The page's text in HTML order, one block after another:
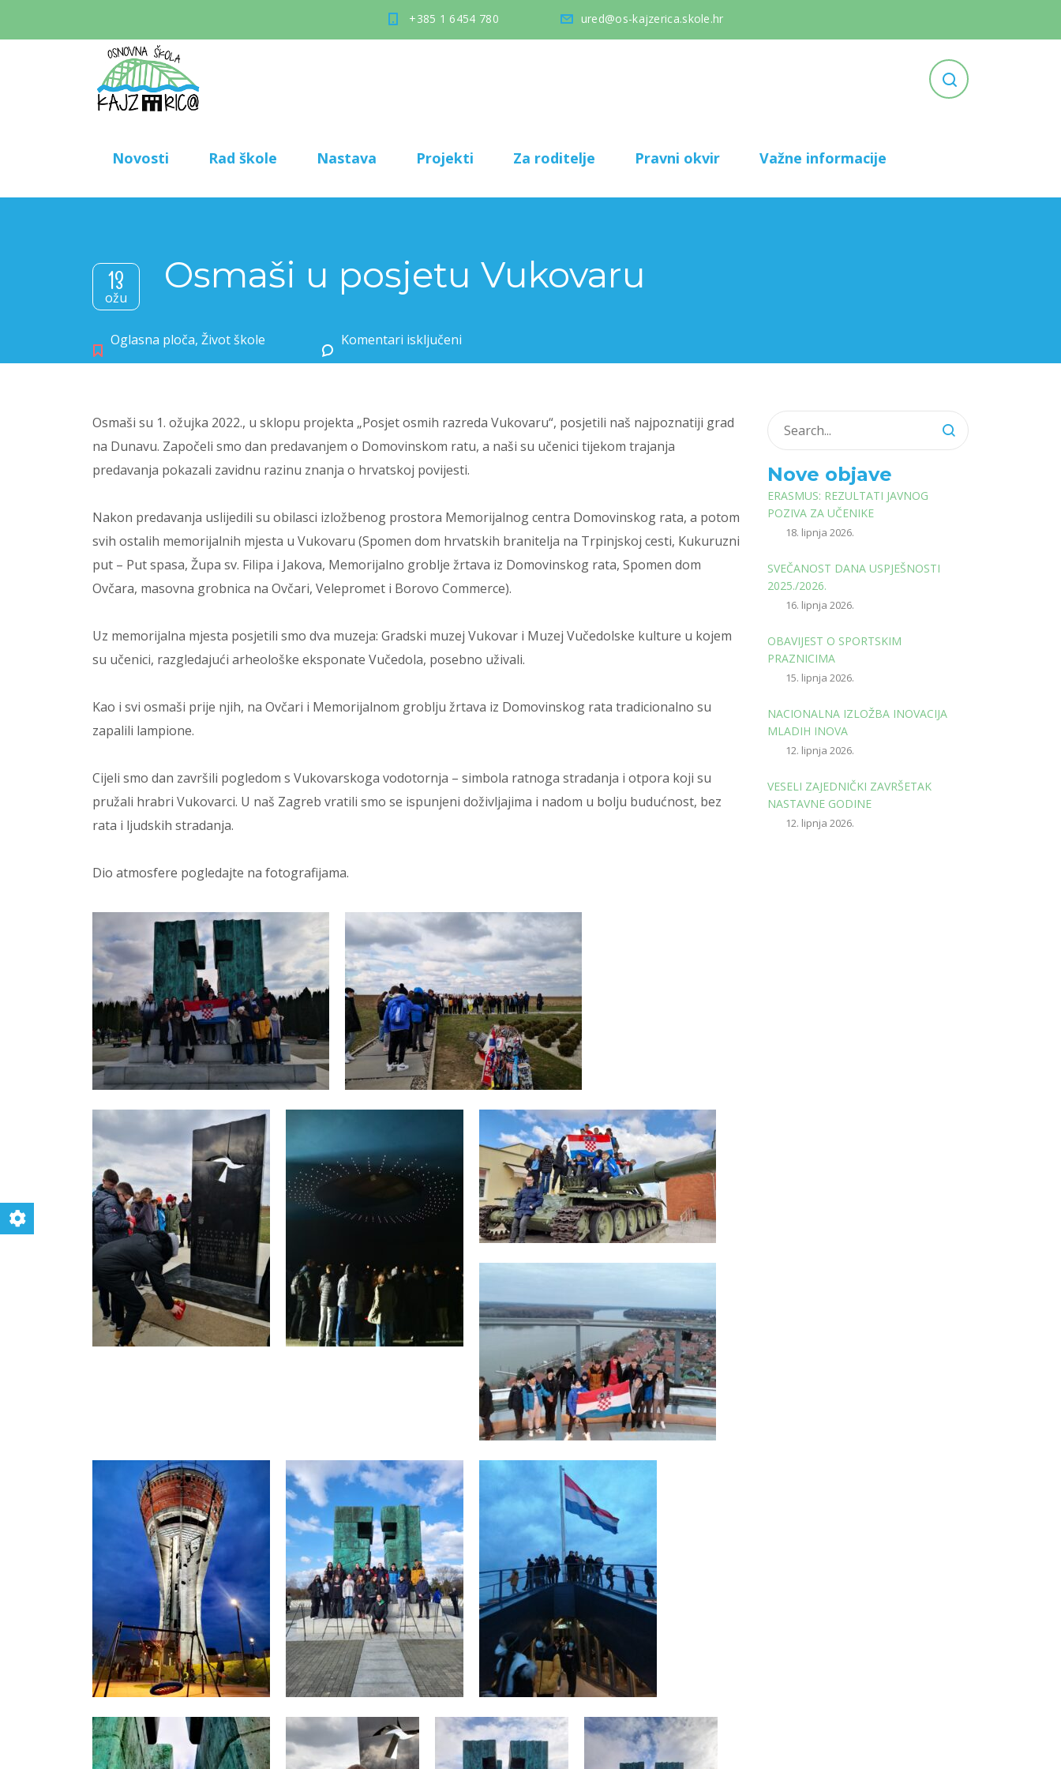
+385 1 6454 780 ured@os-kajzerica.skole.hr
Novosti Rad škole Nastava Projekti Za roditelje Pravni okvir Važne informacije
13
ožu
Osmaši u posjetu Vukovaru
Oglasna ploča, Život škole Komentari isključeni
Osmaši su 1. ožujka 2022., u sklopu projekta „Posjet osmih razreda Vukovaru“, posjetili naš najpoznatiji grad
na Dunavu. Započeli smo dan predavanjem o Domovinskom ratu, a naši su učenici tijekom trajanja
predavanja pokazali zavidnu razinu znanja o hrvatskoj povijesti.
Nakon predavanja uslijedili su obilasci izložbenog prostora Memorijalnog centra Domovinskog rata, a potom
svih ostalih memorijalnih mjesta u Vukovaru (Spomen dom hrvatskih branitelja na Trpinjskoj cesti, Kukuruzni
put – Put spasa, Župa sv. Filipa i Jakova, Memorijalno groblje žrtava iz Domovinskog rata, Spomen dom
Ovčara, masovna grobnica na Ovčari, Velepromet i Borovo Commerce).
Uz memorijalna mjesta posjetili smo dva muzeja: Gradski muzej Vukovar i Muzej Vučedolske kulture u kojem
su učenici, razgledajući arheološke eksponate Vučedola, posebno uživali.
Kao i svi osmaši prije njih, na Ovčari i Memorijalnom groblju žrtava iz Domovinskog rata tradicionalno su
zapalili lampione.
Cijeli smo dan završili pogledom s Vukovarskoga vodotornja – simbola ratnoga stradanja i otpora koji su
pružali hrabri Vukovarci. U naš Zagreb vratili smo se ispunjeni doživljajima i nadom u bolju budućnost, bez
rata i ljudskih stradanja.
Dio atmosfere pogledajte na fotografijama.
Nove objave
ERASMUS: REZULTATI JAVNOG
POZIVA ZA UČENIKE
18. lipnja 2026.
SVEČANOST DANA USPJEŠNOSTI
2025./2026.
16. lipnja 2026.
OBAVIJEST O SPORTSKIM
PRAZNICIMA
15. lipnja 2026.
NACIONALNA IZLOŽBA INOVACIJA
MLADIH INOVA
12. lipnja 2026.
VESELI ZAJEDNIČKI ZAVRŠETAK
NASTAVNE GODINE
12. lipnja 2026.